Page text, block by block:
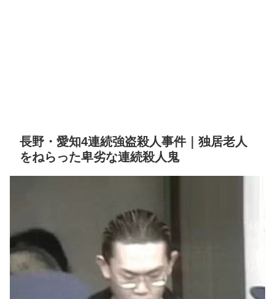
長野・愛知4連続強盗殺人事件｜独居老人
をねらった卑劣な連続殺人鬼